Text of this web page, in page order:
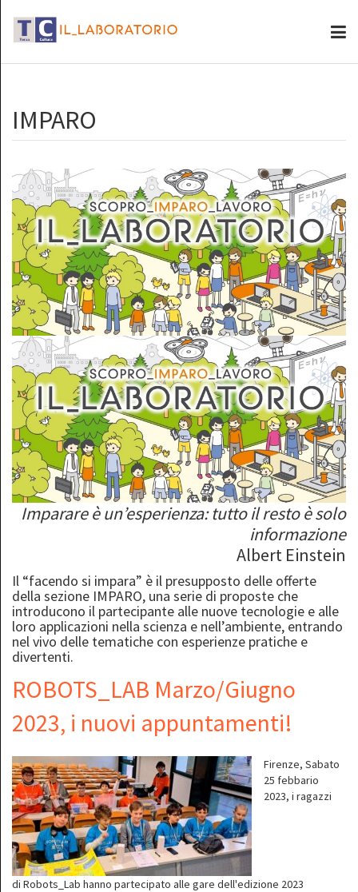
IMPARO
Imparare è un’esperienza: tutto il resto è solo
informazione
Albert Einstein
Il “facendo si impara” è il presupposto delle offerte
della sezione IMPARO, una serie di proposte che
introducono il partecipante alle nuove tecnologie e alle
loro applicazioni nella scienza e nell’ambiente, entrando
nel vivo delle tematiche con esperienze pratiche e
divertenti.
ROBOTS_LAB Marzo/Giugno
2023, i nuovi appuntamenti!
Firenze, Sabato
25 febbario
2023, i ragazzi
di Robots_Lab hanno partecipato alle gare dell'edizione 2023